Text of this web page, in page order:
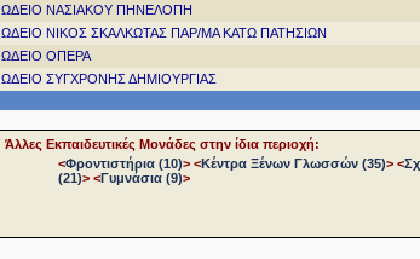
ΩΔΕΙΟ ΝΑΣΙΑΚΟΥ ΠΗΝΕΛΟΠΗ
ΩΔΕΙΟ ΝΙΚΟΣ ΣΚΑΛΚΩΤΑΣ ΠΑΡ/ΜΑ ΚΑΤΩ ΠΑΤΗΣΙΩΝ
ΩΔΕΙΟ ΟΠΕΡΑ
ΩΔΕΙΟ ΣΥΓΧΡΟΝΗΣ ΔΗΜΙΟΥΡΓΙΑΣ
Άλλες Εκπαιδευτικές Μονάδες στην ίδια περιοχή:
<Φροντιστήρια (10)> <Κέντρα Ξένων Γλωσσών (35)> <
(21)> <Γυμνάσια (9)>